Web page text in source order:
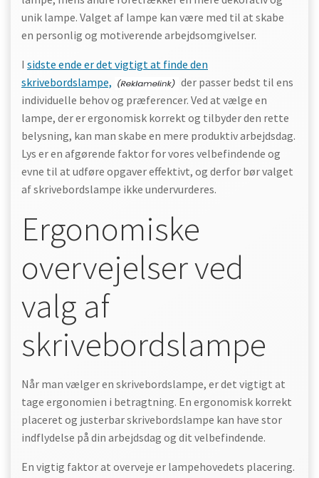
unik lampe. Valget af lampe kan være med til at skabe
en personlig og motiverende arbejdsomgivelser.
I sidste ende er det vigtigt at finde den
skrivebordslampe,
der passer bedst til ens
individuelle behov og præferencer. Ved at vælge en
lampe, der er ergonomisk korrekt og tilbyder den rette
belysning, kan man skabe en mere produktiv arbejdsdag.
Lys er en afgørende faktor for vores velbefindende og
evne til at udføre opgaver effektivt, og derfor bør valget
af skrivebordslampe ikke undervurderes.
Ergonomiske
overvejelser ved
valg af
skrivebordslampe
Når man vælger en skrivebordslampe, er det vigtigt at
tage ergonomien i betragtning. En ergonomisk korrekt
placeret og justerbar skrivebordslampe kan have stor
indflydelse på din arbejdsdag og dit velbefindende.
En vigtig faktor at overveje er lampehovedets placering.